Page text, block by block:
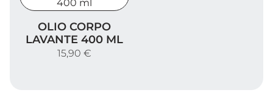
OLIO CORPO
LAVANTE 400 ML
15,90 €